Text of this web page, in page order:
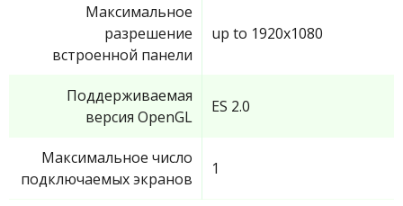
Максимальное
разрешение
встроенной панели
up to 1920x1080
Поддерживаемая
версия OpenGL
ES 2.0
Максимальное число
подключаемых экранов
1